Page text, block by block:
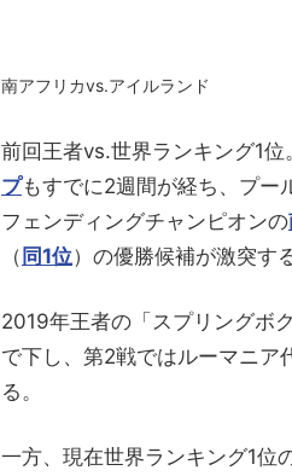
南アフリカvs.アイルランド
前回王者vs.世界ランキング1
プもすでに2週間が経ち、プー
フェンディングチャンピオンの
（ 同1位）の優勝候補が激突する
2019年王者の「スプリングボ
で下し、第2戦ではルーマニ
る。
一方、現在世界ランキング1位